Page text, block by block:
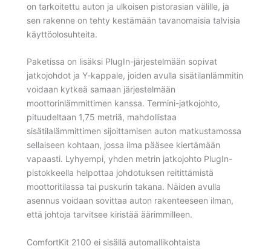
on tarkoitettu auton ja ulkoisen pistorasian välille, ja
sen rakenne on tehty kestämään tavanomaisia talvisia
käyttöolosuhteita.
Paketissa on lisäksi PlugIn-järjestelmään sopivat
jatkojohdot ja Y-kappale, joiden avulla sisätilanlämmitin
voidaan kytkeä samaan järjestelmään
moottorinlämmittimen kanssa. Termini-jatkojohto,
pituudeltaan 1,75 metriä, mahdollistaa
sisätilalämmittimen sijoittamisen auton matkustamossa
sellaiseen kohtaan, jossa ilma pääsee kiertämään
vapaasti. Lyhyempi, yhden metrin jatkojohto PlugIn-
pistokkeella helpottaa johdotuksen reitittämistä
moottoritilassa tai puskurin takana. Näiden avulla
asennus voidaan sovittaa auton rakenteeseen ilman,
että johtoja tarvitsee kiristää äärimmilleen.
ComfortKit 2100 ei sisällä automallikohtaista